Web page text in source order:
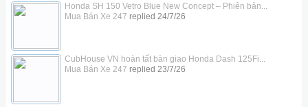
Honda SH 150 Vetro Blue New Concept – Phiên bản...
Mua Bán Xe 247 replied 24/7/26
CubHouse VN hoàn tất bàn giao Honda Dash 125Fi...
Mua Bán Xe 247 replied 23/7/26